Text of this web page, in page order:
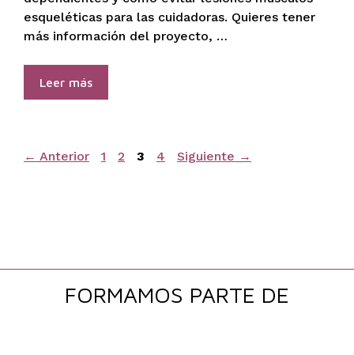
esqueléticas para las cuidadoras. Quieres tener
más información del proyecto, …
Leer más
← Anterior Página
1 Página
2 Página
3 Página
4 Siguiente →
FORMAMOS PARTE DE